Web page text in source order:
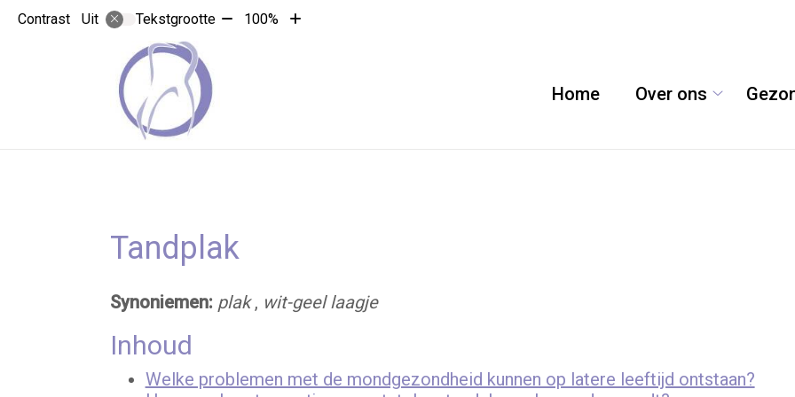
Contrast Uit Tekstgrootte Tekst100%
Tekst
Home Over ons
Tandplak
Synoniemen: plak, wit-geel laagje
Inhoud
Welke problemen met de mondgezondheid kunnen op latere leeftijd ontstaan?